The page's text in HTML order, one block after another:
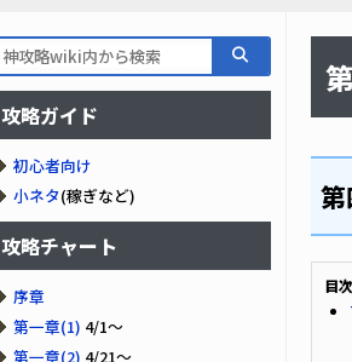
目次
攻略ガイド
初心者向け
小ネタ(稼ぎなど)
攻略チャート
序章
第一章(1) 4/1～
第一章(2) 4/21～